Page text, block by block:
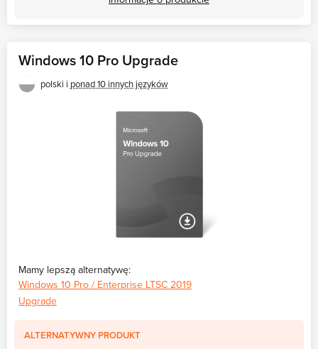
Windows 10 Pro Upgrade
polski i ponad 10 innych języków
Mamy lepszą alternatywę:
Windows 10 Pro / Enterprise LTSC 2019
Upgrade
ALTERNATYWNY PRODUKT